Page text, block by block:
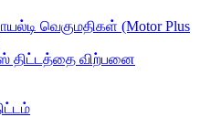
வெகுமதிகள் (Motor Plus
திட்டத்தை விற்பனை